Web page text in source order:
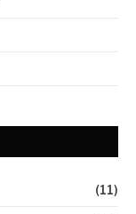
(11)